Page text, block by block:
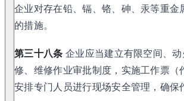
企业对存在铅、镉、铬、砷、汞等重
的措施。
第三十八条 企业应当建立有限空间、
修、维修作业审批制度，实施工作票
安排专门人员进行现场安全管理，确保